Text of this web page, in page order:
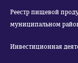
Реестр пищевой
муниципальном
Инвестиционная